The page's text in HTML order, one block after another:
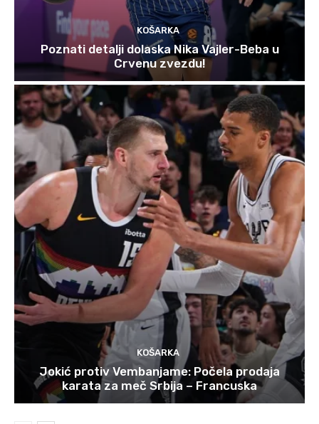
KOŠARKA
Poznati detalji dolaska Nika Vajler-Beba u
Crvenu zvezdu!
KOŠARKA
Jokić protiv Vembanjame: Počela prodaja
karata za meč Srbija – Francuska